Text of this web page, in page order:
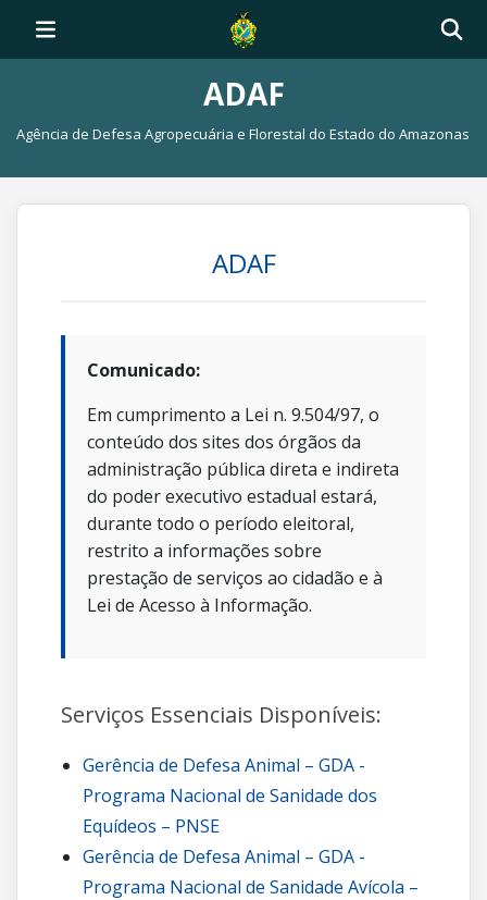
ADAF
Agência de Defesa Agropecuária e Florestal do Estado do Amazonas
ADAF
Comunicado:
Em cumprimento a Lei n. 9.504/97, o
conteúdo dos sites dos órgãos da
administração pública direta e indireta
do poder executivo estadual estará,
durante todo o período eleitoral,
restrito a informações sobre
prestação de serviços ao cidadão e à
Lei de Acesso à Informação.
Serviços Essenciais Disponíveis:
Gerência de Defesa Animal – GDA -
Programa Nacional de Sanidade dos
Equídeos – PNSE
Gerência de Defesa Animal – GDA -
Programa Nacional de Sanidade Avícola –